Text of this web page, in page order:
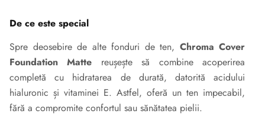
De ce este special
Spre deosebire de alte fonduri de ten, Chroma Cover
Foundation Matte reușește să combineacoperirea
completă cu hidratarea de durată, datorită acidului
hialuronic și vitaminei E. Astfel, oferă un ten impecabil,
fără a compromite confortul sau sănătatea pielii.